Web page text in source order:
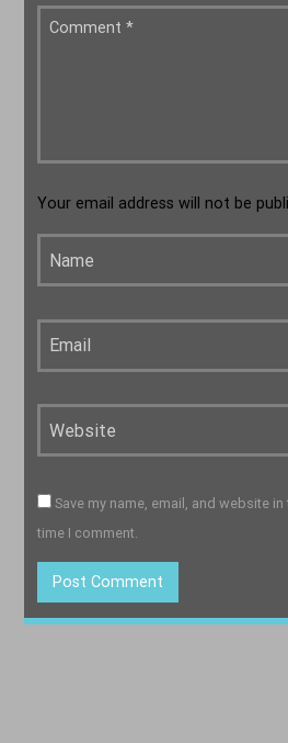
Your email address will not be
Save my name, email, and website
time I comment.